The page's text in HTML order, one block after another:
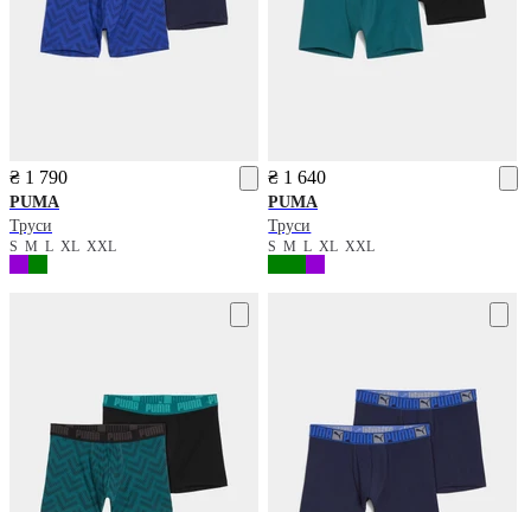
₴ 1 790
PUMA
Труси
S M L XL XXL
₴ 1 640
PUMA
Труси
SMLXLXXL